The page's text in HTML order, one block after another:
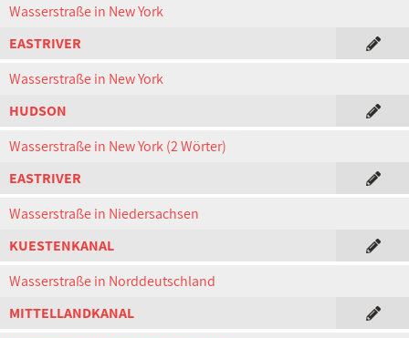
Wasserstraße in New York
EASTRIVER
Wasserstraße in New York
HUDSON
Wasserstraße in New York (2 Wörter)
EASTRIVER
Wasserstraße in Niedersachsen
KUESTENKANAL
Wasserstraße in Norddeutschland
MITTELLANDKANAL